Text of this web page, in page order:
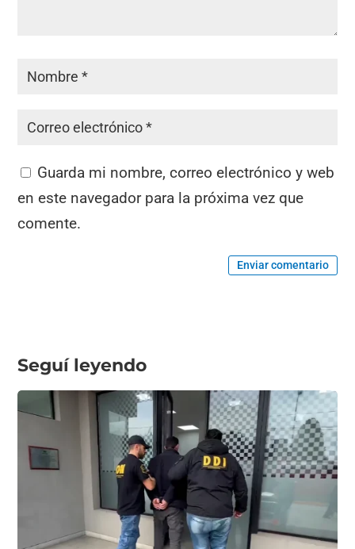
Guarda mi nombre, correo electrónico y web
en este navegador para la próxima vez que
comente.
Enviar comentario
Seguí leyendo